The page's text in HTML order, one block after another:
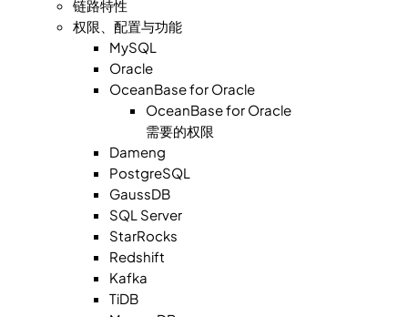
链路特性
权限、配置与功能
MySQL
Oracle
OceanBase for Oracle
OceanBase for Oracle
需要的权限
Dameng
PostgreSQL
GaussDB
SQL Server
StarRocks
Redshift
Kafka
TiDB